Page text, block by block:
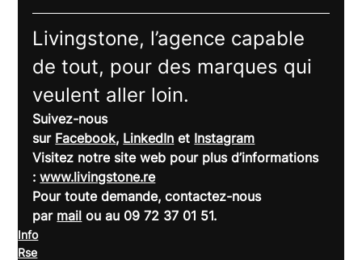
Livingstone, l’agence capable
de tout, pour des marques qui
veulent aller loin.
Suivez-nous
sur Facebook, LinkedIn et Instagram
Visitez notre site web pour plus d’informations
: www.livingstone.re
Pour toute demande, contactez-nous
par mail ou au 09 72 37 01 51.
Info
Rse